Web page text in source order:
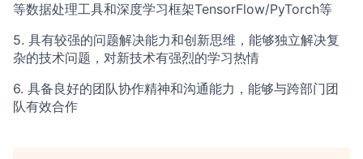
等数据处理工具和深度学习框架TensorFlow/PyTorch等
5. 具有较强的问题解决能力和创新思维，能够独立解决复
杂的技术问题，对新技术有强烈的学习热情
6. 具备良好的团队协作精神和沟通能力，能够与跨部门团
队有效合作